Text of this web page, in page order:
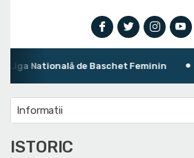
Natională de Baschet Feminin
Informatii
ISTORIC